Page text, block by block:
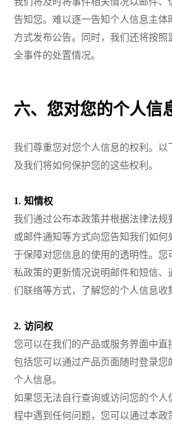
告知您。难以逐一告知个人信息主体
方式发布公告。同时，我们还将按
全事件的处置情况。
六、您对您的个人信
我们尊重您对您个人信息的权利。以
及我们将如何保护您的这些权利。
1. 知情权
我们通过公布本政策并根据法律法
或邮件通知等方式向您告知我们如
于保障对您信息的使用的透明性。您
私政策的更新情况说明邮件和短信
们联络等方式，了解您的个人信息收
2. 访问权
您可以在我们的产品或服务界面中直
包括您可以通过产品页面随时登录您
个人信息。
如果您无法自行查询或访问您的个人
程中遇到任何问题，您可以通过本